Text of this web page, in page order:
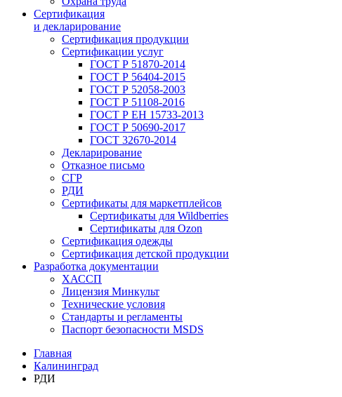
Сертификация
и декларирование
Сертификация продукции
Сертификации услуг
ГОСТ Р 51870-2014
ГОСТ Р 56404-2015
ГОСТ Р 52058-2003
ГОСТ Р 51108-2016
ГОСТ Р ЕН 15733-2013
ГОСТ Р 50690-2017
ГОСТ 32670-2014
Декларирование
Отказное письмо
СГР
РДИ
Сертификаты для маркетплейсов
Сертификаты для Wildberries
Сертификаты для Ozon
Сертификация одежды
Сертификация детской продукции
Разработка документации
ХАССП
Лицензия Минкульт
Технические условия
Стандарты и регламенты
Паспорт безопасности MSDS
Главная
Калининград
РДИ